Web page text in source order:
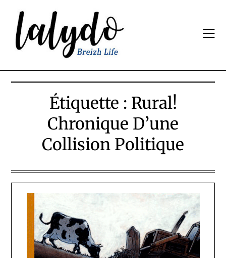
content
Étiquette : Rural!
Chronique D’une
Collision Politique